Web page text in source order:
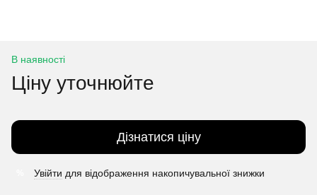
В наявності
Ціну уточнюйте
Дізнатися ціну
Увійти для відображення накопичувальної знижки